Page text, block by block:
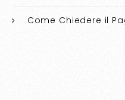
Come Chiedere il